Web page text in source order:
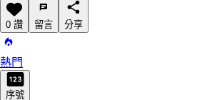
0 讚 留言 分享
熱門
序號